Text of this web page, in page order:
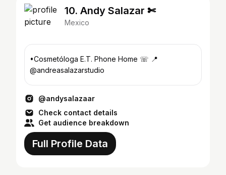
10. Andy Salazar ✄
Mexico
•Cosmetóloga E.T. Phone Home ☏ 📍
@andreasalazarstudio
@andysalazaar
Check contact details
Get audience breakdown
Full Profile Data